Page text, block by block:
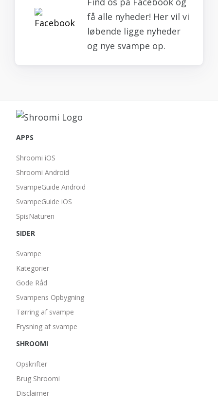
få alle nyheder! Her vil vi
løbende ligge nyheder
og nye svampe op.
APPS
Shroomi iOS
Shroomi Android
SvampeGuide Android
SvampeGuide iOS
SpisNaturen
SIDER
Svampe
Kategorier
Gode Råd
Svampens Opbygning
Tørring af svampe
Frysning af svampe
SHROOMI
Opskrifter
Brug Shroomi
Disclaimer